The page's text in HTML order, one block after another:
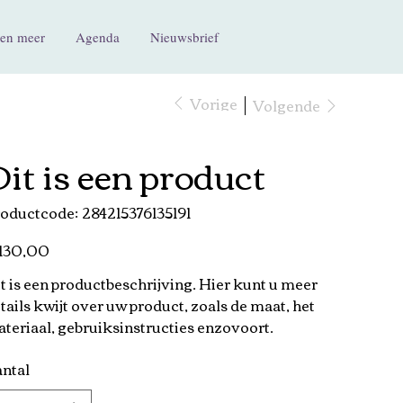
meer Agenda Nieuwsbrief
Vorige Volgende
is een product
284215376135191
284215376135191
is een productbeschrijving. Hier kunt u meer
kwijt over uw product, zoals de maat, het
gebruiksinstructies enzovoort.